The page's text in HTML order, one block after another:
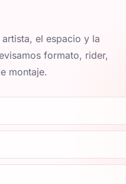
el espacio y la
formato, rider,
montaje.